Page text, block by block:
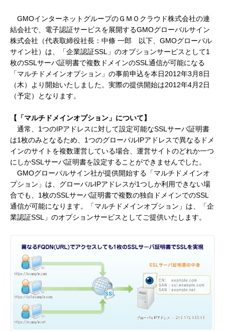
GMOインターネットグループのＧＭＯクラウド株式会社の連
結会社で、電子認証サービスを展開するGMOグローバルサイン
株式会社（代表取締役社長：中條 一郎 以下、GMOグローバル
サイン社）は、「企業認証SSL」のオプションサービスとして1
枚のSSLサーバ証明書で複数ドメインのSSL通信が可能になる
「マルチドメインオプション」の事前申込を本日2012年3月8日
（木）より開始いたしました。実際の提供開始は2012年4月2日
（予定）となります。
【「マルチドメインオプション」について】
通常、1つのIPアドレスに対して設定可能なSSLサーバ証明書
は1枚のみとなるため、1つのグローバルIPアドレスで異なるドメ
インのサイトを複数運営している場合、運営サイトのどれか一つ
にしかSSLサーバ証明書を設定することができませんでした。
GMOグローバルサイン社が提供開始する「マルチドメインオ
プション」は、グローバルIPアドレスが1つしか利用できない場
合でも、1枚のSSLサーバ証明書で複数の独自ドメインでのSSL
通信が可能になります。「マルチドメインオプション」は、「企
業認証SSL」のオプションサービスとしてご提供いたします。